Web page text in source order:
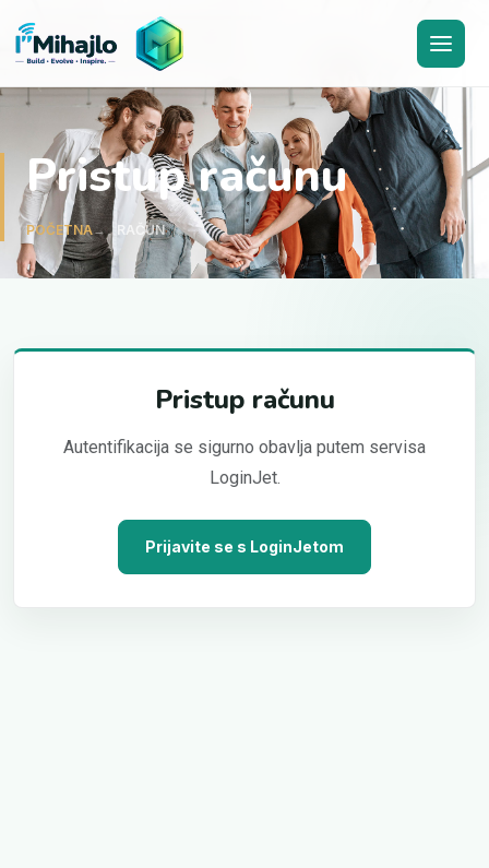
I'Mihajlo
Pristup računu
POČETNA RAČUN
Pristup računu
Autentifikacija se sigurno obavlja putem servisa
LoginJet.
Prijavite se s LoginJetom